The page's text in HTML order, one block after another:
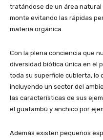
tratándose de un área
monte evitando las rápidas
materia orgánica.
Con la plena conciencia que
diversidad biótica única en el
toda su superficie cubierta, lo
incluyendo un sector del
las características de sus
el guatambú y anchico por
Además existen pequeños